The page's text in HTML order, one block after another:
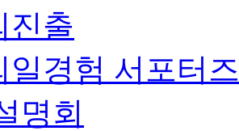
진출
일경험 서포터
명회